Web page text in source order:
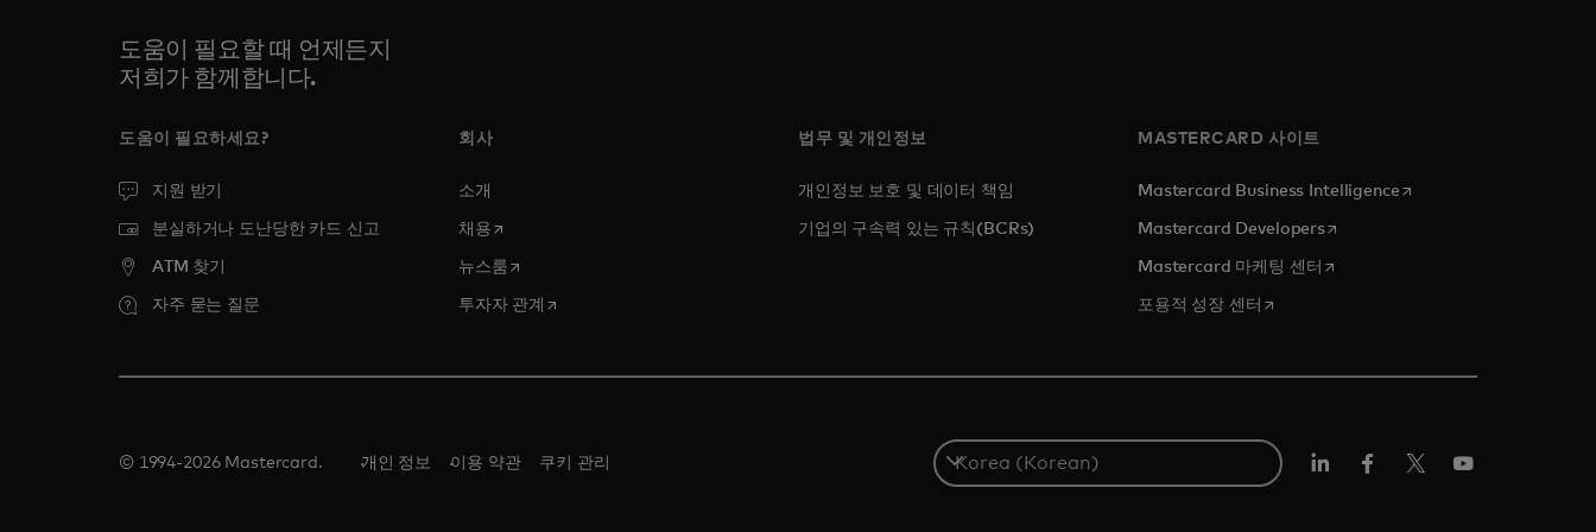
도움이 필요할 때 언제든지
저희가 함께합니다.
도움이 필요하세요?
지원 받기
분실하거나 도난당한 카드 신고
ATM 찾기
자주 묻는 질문
회사
소개
채용새 탭에서 열림
뉴스룸새 탭에서 열림
투자자 관계 새 탭에서 열림
법무 및 개인정보
개인정보 보호 및 데이터 책임
기업의 구속력 있는 규칙(BCRs)
MASTERCARD 사이트
Mastercard Business Intelligence새 탭에서 열림
Mastercard Developers새 탭에서 열림
Mastercard 마케팅 센터 새 탭에서 열림
포용적 성장 센터 새 탭에서 열림
© 1994-2026 Mastercard. 개인 정보 이용 약관 쿠키 관리
S
e